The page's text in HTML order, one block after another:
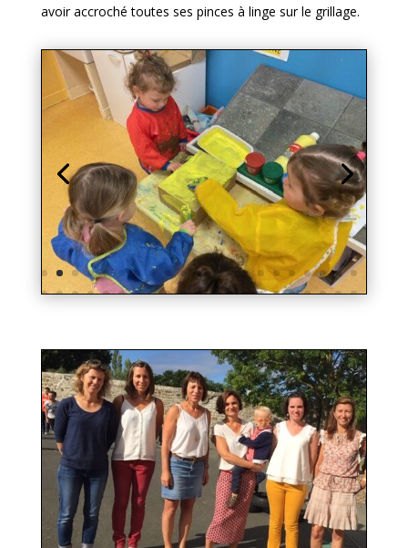
avoir accroché toutes ses pinces à linge sur le grillage.